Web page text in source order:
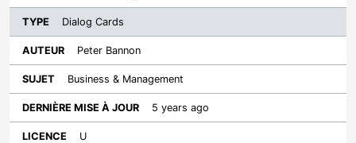
Dialog Cards
Peter Bannon
Business & Management
5 years ago
U